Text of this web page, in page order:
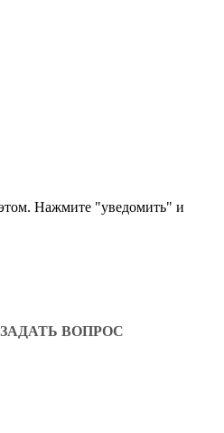
Нажмите "уведомить" и
ЗАДАТЬ ВОПРОС